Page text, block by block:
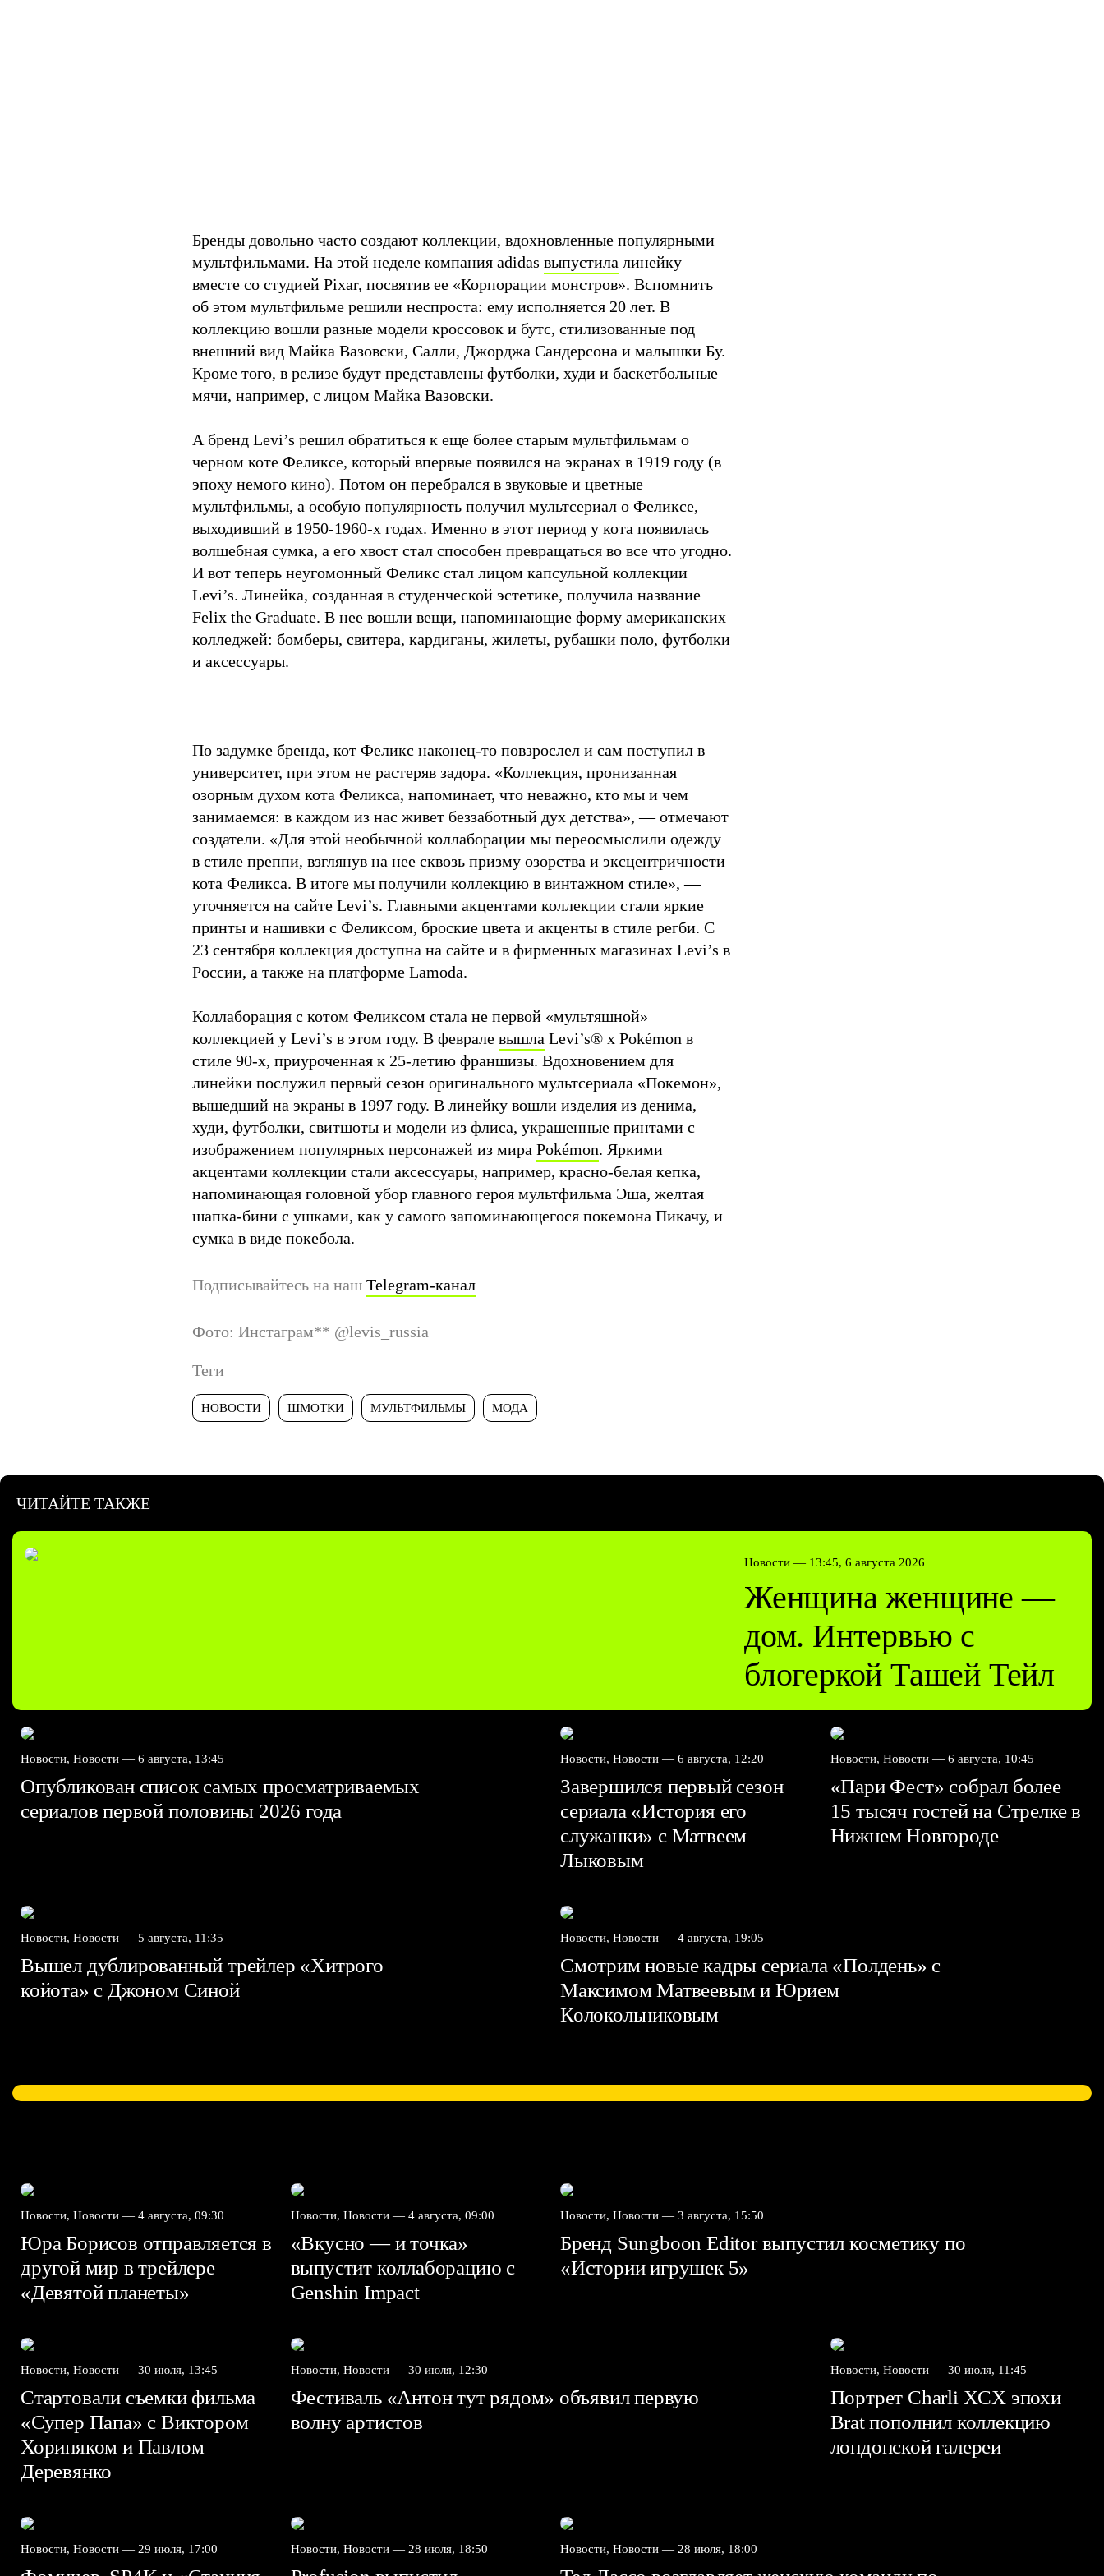
Бренды довольно часто создают коллекции, вдохновленные популярными
мультфильмами. На этой неделе компания adidas выпустила линейку
вместе со студией Pixar, посвятив ее «Корпорации монстров». Вспомнить
об этом мультфильме решили неспроста: ему исполняется 20 лет. В
коллекцию вошли разные модели кроссовок и бутс, стилизованные под
внешний вид Майка Вазовски, Салли, Джорджа Сандерсона и малышки Бу.
Кроме того, в релизе будут представлены футболки, худи и баскетбольные
мячи, например, с лицом Майка Вазовски.
А бренд Levi’s решил обратиться к еще более старым мультфильмам о
черном коте Феликсе, который впервые появился на экранах в 1919 году (в
эпоху немого кино). Потом он перебрался в звуковые и цветные
мультфильмы, а особую популярность получил мультсериал о Феликсе,
выходивший в 1950-1960-х годах. Именно в этот период у кота появилась
волшебная сумка, а его хвост стал способен превращаться во все что угодно.
И вот теперь неугомонный Феликс стал лицом капсульной коллекции
Levi’s. Линейка, созданная в студенческой эстетике, получила название
Felix the Graduate. В нее вошли вещи, напоминающие форму американских
колледжей: бомберы, свитера, кардиганы, жилеты, рубашки поло, футболки
и аксессуары.
По задумке бренда, кот Феликс наконец-то повзрослел и сам поступил в
университет, при этом не растеряв задора. «Коллекция, пронизанная
озорным духом кота Феликса, напоминает, что неважно, кто мы и чем
занимаемся: в каждом из нас живет беззаботный дух детства», — отмечают
создатели. «Для этой необычной коллаборации мы переосмыслили одежду
в стиле преппи, взглянув на нее сквозь призму озорства и эксцентричности
кота Феликса. В итоге мы получили коллекцию в винтажном стиле», —
уточняется на сайте Levi’s. Главными акцентами коллекции стали яркие
принты и нашивки с Феликсом, броские цвета и акценты в стиле регби. С
23 сентября коллекция доступна на сайте и в фирменных магазинах Levi’s в
России, а также на платформе Lamoda.
Коллаборация с котом Феликсом стала не первой «мультяшной»
коллекцией у Levi’s в этом году. В феврале вышла Levi’s® x Pokémon в
стиле 90-х, приуроченная к 25-летию франшизы. Вдохновением для
линейки послужил первый сезон оригинального мультсериала «Покемон»,
вышедший на экраны в 1997 году. В линейку вошли изделия из денима,
худи, футболки, свитшоты и модели из флиса, украшенные принтами с
изображением популярных персонажей из мира Pokémon. Яркими
акцентами коллекции стали аксессуары, например, красно-белая кепка,
напоминающая головной убор главного героя мультфильма Эша, желтая
шапка-бини с ушками, как у самого запоминающегося покемона Пикачу, и
сумка в виде покебола.
Подписывайтесь на наш Telegram-канал
Фото: Инстаграм** @levis_russia
Теги
НОВОСТИ ШМОТКИ МУЛЬТФИЛЬМЫ МОДА
ЧИТАЙТЕ ТАКЖЕ
Новости — 13:45, 6 августа 2026
Женщина женщине —
дом. Интервью с
блогеркой Ташей Тейл
Новости, Новости — 6 августа, 13:45
Опубликован список самых просматриваемых
сериалов первой половины 2026 года
Новости, Новости — 6 августа, 12:20
Завершился первый сезон
сериала «История его
служанки» с Матвеем
Лыковым
Новости, Новости — 6 августа, 10:45
«Пари Фест» собрал более
15 тысяч гостей на Стрелке в
Нижнем Новгороде
Новости, Новости — 5 августа, 11:35
Вышел дублированный трейлер «Хитрого
койота» с Джоном Синой
Новости, Новости — 4 августа, 19:05
Смотрим новые кадры сериала «Полдень» с
Максимом Матвеевым и Юрием
Колокольниковым
Новости, Новости — 4 августа, 09:30
Юра Борисов отправляется в
другой мир в трейлере
«Девятой планеты»
Новости, Новости — 4 августа, 09:00
«Вкусно — и точка»
выпустит коллаборацию с
Genshin Impact⁠⁠
Новости, Новости — 3 августа, 15:50
Бренд Sungboon Editor выпустил косметику по
«Истории игрушек 5»
Новости, Новости — 30 июля, 13:45
Стартовали съемки фильма
«Супер Папа» с Виктором
Хориняком и Павлом
Деревянко
Новости, Новости — 30 июля, 12:30
Фестиваль «Антон тут рядом» объявил первую
волну артистов
Новости, Новости — 30 июля, 11:45
Портрет Charli XCX эпохи
Brat пополнил коллекцию
лондонской галереи
Новости, Новости — 29 июля, 17:00 Новости, Новости — 28 июля, 18:50 Новости, Новости — 28 июля, 18:00